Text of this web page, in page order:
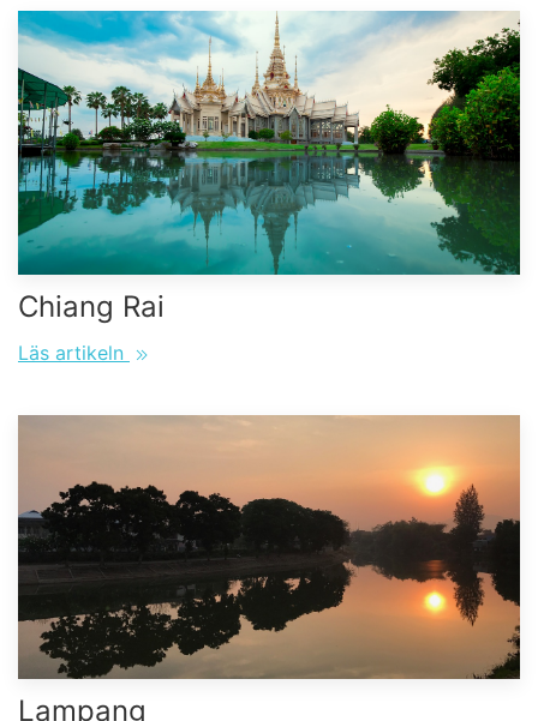
Chiang Rai
Läs artikeln
Lampang